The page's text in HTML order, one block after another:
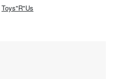
Toys"R"Us